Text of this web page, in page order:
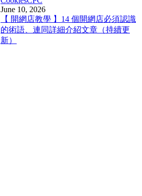
June 10, 2026
【 開網店教學 】14 個開網店必須認識
的術語、連同詳細介紹文章（持續更
新）